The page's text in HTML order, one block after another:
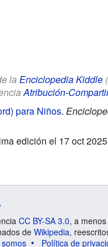
la Enciclopedia Kiddle
Atribución-
para Niños.
edición el 17 oct
CC BY-SA 3.0, a
de Wikipedia,
Política de